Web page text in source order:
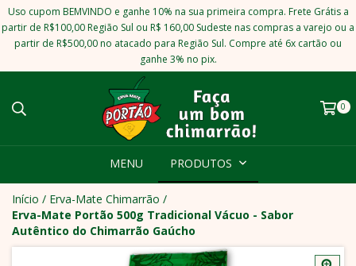
Uso cupom BEMVINDO e ganhe 10% na sua primeira compra. Frete Grátis a
partir de R$100,00 Região Sul ou R$ 160,00 Sudeste nas compras a varejo ou a
partir de R$500,00 no atacado para Região Sul. Compre até 6x cartão ou
ganhe 3% no pix.
0
MENU PRODUTOS
Início / Erva-Mate Chimarrão /
Erva-Mate Portão 500g Tradicional Vácuo - Sabor
Autêntico do Chimarrão Gaúcho